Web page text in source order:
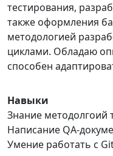
тестирования,
также оформления
методологией
циклами. Обладаю
способен
Навыки
Знание методолгоий
Написание QA-
Умение работать с